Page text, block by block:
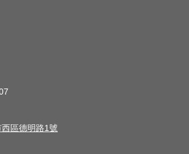
區德明路1號